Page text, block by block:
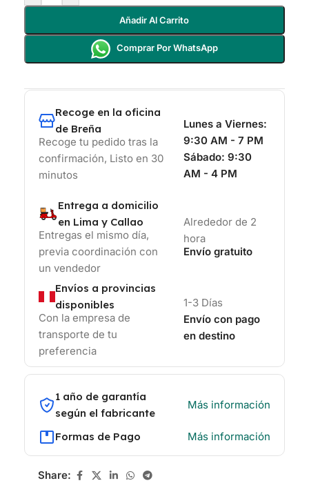
Añadir Al Carrito
Comprar Por WhatsApp
Recoge en la oficina
de Breña
Recoge tu pedido tras la
confirmación, Listo en 30
minutos
Lunes a Viernes:
9:30 AM - 7 PM
Sábado: 9:30
AM - 4 PM
Entrega a domicilio
en Lima y Callao
Entregas el mismo día,
previa coordinación con
un vendedor
Alrededor de 2
hora
Envío gratuito
Envíos a provincias
disponibles
Con la empresa de
transporte de tu
preferencia
1-3 Días
Envío con pago
en destino
1 año de garantía
según el fabricante
Más información
Formas de Pago Más información
Share: